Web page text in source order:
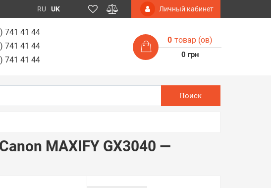
RU UK Личный кабинет
741 41 44
741 41 44
741 41 44
0 товар (ов)
0 грн
Поиск
MAXIFY GX3040 —